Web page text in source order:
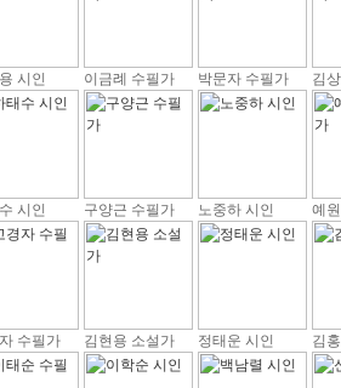
시인 이금례 수필가 박문자 수필가 김
시인 구양근 수필가 노중하 시인 예
수필가 김현용 소설가 정태운 시인 김